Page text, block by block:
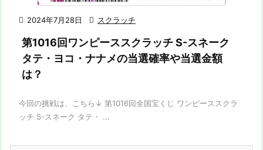
 2024年7月28日  スクラッチ
第1016回ワンピーススクラッチ S-スネーク
タテ・ヨコ・ナナメの当選確率や当選金額
は？
今回の挑戦は、こちら↓ 第1016回全国宝くじ ワンピーススクラ
ッチ S-スネーク タテ・ ...